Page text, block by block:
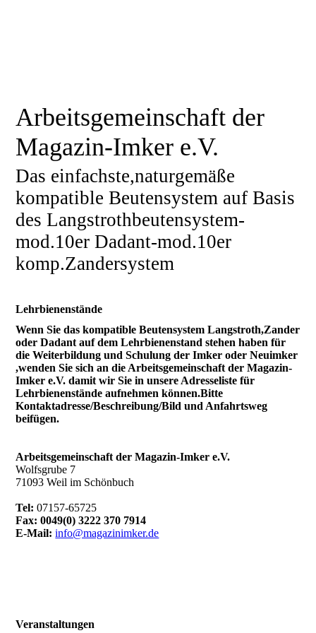
Arbeitsgemeinschaft der
Magazin-Imker e.V.
Das einfachste,naturgemäße
kompatible Beutensystem auf Basis
des Langstrothbeutensystem-
mod.10er Dadant-mod.10er
komp.Zandersystem
Lehrbienenstände
Wenn Sie das kompatible Beutensystem Langstroth,Zander
oder Dadant auf dem Lehrbienenstand stehen haben für
die Weiterbildung und Schulung der Imker oder Neuimker
,wenden Sie sich an die Arbeitsgemeinschaft der Magazin-
Imker e.V. damit wir Sie in unsere Adresseliste für
Lehrbienenstände aufnehmen können.Bitte
Kontaktadresse/Beschreibung/Bild und Anfahrtsweg
beifügen.
Arbeitsgemeinschaft der Magazin-Imker e.V.
Wolfsgrube 7
71093 Weil im Schönbuch
Tel: 07157-65725
Fax: 0049(0) 3222 370 7914
E-Mail:info@magazinimker.de
Veranstaltungen